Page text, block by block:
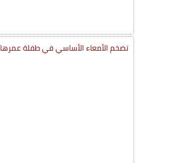
تضخم الأمعاء الأساسي في طفلة عمرها 23 شهرًا